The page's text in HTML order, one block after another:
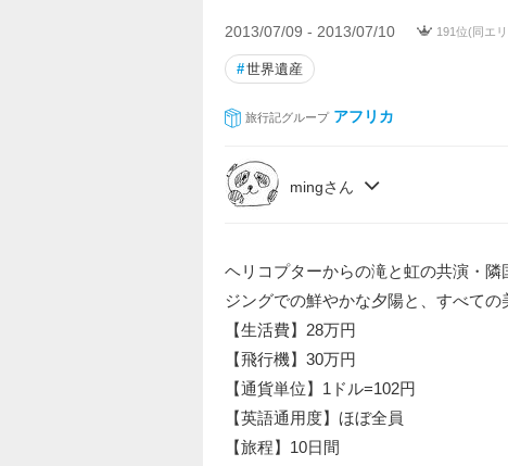
2013/07/09 - 2013/07/10 191位(同エ
#世界遺産
旅行記グループ アフリカ
mingさん
ヘリコプターからの滝と虹の共演・
ジングでの鮮やかな夕陽と、すべての
【生活費】28万円
【飛行機】30万円
【通貨単位】1ドル=102円
【英語通用度】ほぼ全員
【旅程】10日間